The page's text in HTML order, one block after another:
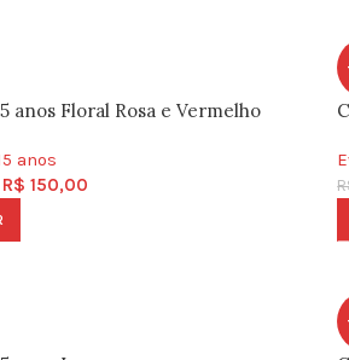
anos Floral Rosa e Vermelho
anos
R$ 150,00